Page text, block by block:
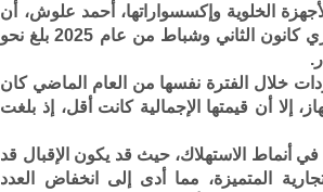
الخلوية وإكسسواراتها، أحمد علوش، أن
حجم مستوردات المملكة من الأجهزة الخلوية خلال شهري كانون الثاني وشباط من عام 2025 بلغ نحو
خلال الفترة نفسها من العام الماضي كان
حيث تم استيراد نحو 334 ألف جهاز، إلا أن قيمتها الإجمالية كانت أقل، إذ بلغت
أنماط الاستهلاك، حيث قد يكون الإقبال قد
المتميزة، مما أدى إلى انخفاض العدد